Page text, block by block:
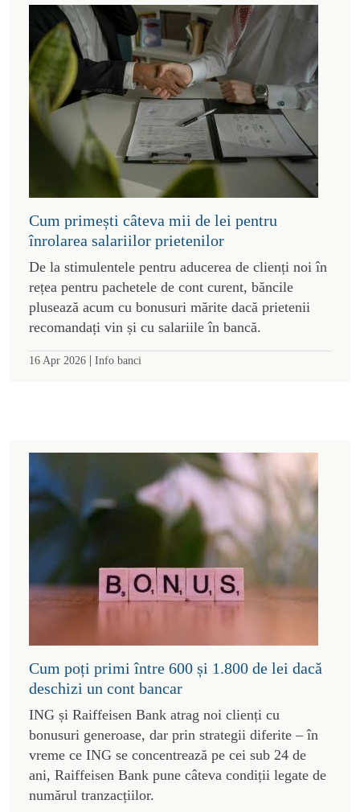
Cum primești câteva mii de lei pentru
înrolarea salariilor prietenilor
De la stimulentele pentru aducerea de clienți noi în
rețea pentru pachetele de cont curent, băncile
plusează acum cu bonusuri mărite dacă prietenii
recomandați vin și cu salariile în bancă.
16 Apr 2026 | Info banci
Cum poți primi între 600 și 1.800 de lei dacă
deschizi un cont bancar
ING și Raiffeisen Bank atrag noi clienți cu
bonusuri generoase, dar prin strategii diferite – în
vreme ce ING se concentrează pe cei sub 24 de
ani, Raiffeisen Bank pune câteva condiții legate de
numărul tranzacțiilor.